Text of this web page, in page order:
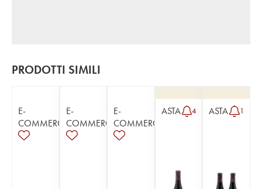
PRODOTTI SIMILI
E-
COMMERCE
E-
COMMERCE
E-
COMMERCE
ASTA 4 ASTA 1